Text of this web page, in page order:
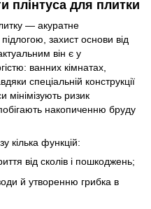
плінтуса для плитки
— акуратне
захист основи від
він є у
ванних кімнатах,
спеціальній конструкції
мінімізують ризик
накопиченню бруду
кілька функцій:
від сколів і пошкоджень;
й утворенню грибка в